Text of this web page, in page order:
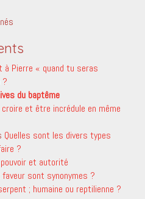
Pierre « quand tu seras
?
du baptême
et être incrédule en même
Quelles sont les divers types
?
et autorité
sont synonymes ?
; humaine ou reptilienne ?